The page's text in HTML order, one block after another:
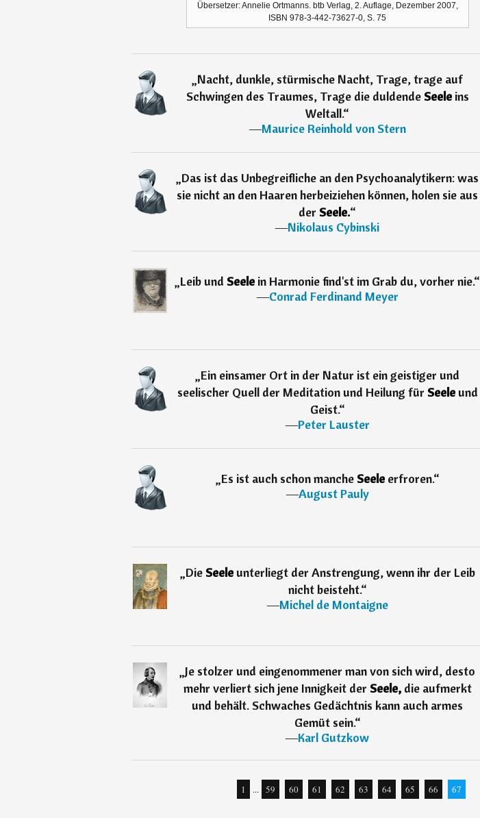
Übersetzer: Annelie Ortmanns. btb Verlag, 2. Auflage, Dezember 2007,
ISBN 978-3-442-73627-0, S. 75
„Nacht, dunkle, stürmische Nacht, Trage, trage auf
Schwingen des Traumes, Trage die duldendeSeele ins
Weltall.“
―Maurice Reinhold von Stern
„Das ist das Unbegreifliche an den Psychoanalytikern: was
sie nicht an den Haaren herbeiziehen können, holen sie aus
der Seele.“
―Nikolaus Cybinski
„Leib und Seele in Harmonie find'st im Grab du, vorher nie.“
―Conrad Ferdinand Meyer
„Ein einsamer Ort in der Natur ist ein geistiger und
seelischer Quell der Meditation und Heilung für Seeleund
Geist.“
―Peter Lauster
„Es ist auch schon mancheSeele erfroren.“
―August Pauly
„DieSeeleunterliegt der Anstrengung, wenn ihr der Leib
nicht beisteht.“
―Michel de Montaigne
„Je stolzer und eingenommener man von sich wird, desto
mehr verliert sich jene Innigkeit der Seele,die aufmerkt
und behält. Schwaches Gedächtnis kann auch armes
Gemüt sein.“
―Karl Gutzkow
1 ... 59 60 61 62 63 64 65 66 67